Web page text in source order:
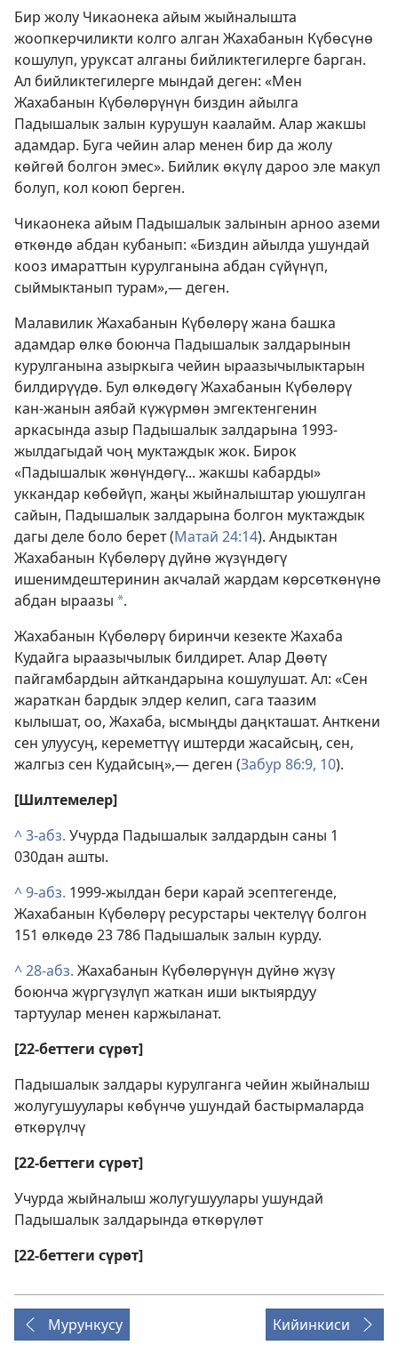
Бир жолу Чикаонека айым жыйналышта
жоопкерчиликти колго алган Жахабанын Күбөсүнө
кошулуп, уруксат алганы бийликтегилерге барган.
Ал бийликтегилерге мындай деген: «Мен
Жахабанын Күбөлөрүнүн биздин айылга
Падышалык залын курушун каалайм. Алар жакшы
адамдар. Буга чейин алар менен бир да жолу
көйгөй болгон эмес». Бийлик өкүлү дароо эле макул
болуп, кол коюп берген.
Чикаонека айым Падышалык залынын арноо аземи
өткөндө абдан кубанып: «Биздин айылда ушундай
кооз имараттын курулганына абдан сүйүнүп,
сыймыктанып турам»,— деген.
Малавилик Жахабанын Күбөлөрү жана башка
адамдар өлкө боюнча Падышалык залдарынын
курулганына азыркыга чейин ыраазычылыктарын
билдирүүдө. Бул өлкөдөгү Жахабанын Күбөлөрү
кан-жанын аябай күжүрмөн эмгектенгенин
аркасында азыр Падышалык залдарына 1993-
жылдагыдай чоң муктаждык жок. Бирок
«Падышалык жөнүндөгү... жакшы кабарды»
уккандар көбөйүп, жаңы жыйналыштар уюшулган
сайын, Падышалык залдарына болгон муктаждык
дагы деле боло берет (Матай 24:14). Андыктан
Жахабанын Күбөлөрү дүйнө жүзүндөгү
ишенимдештеринин акчалай жардам көрсөткөнүнө
абдан ыраазы *.
Жахабанын Күбөлөрү биринчи кезекте Жахаба
Кудайга ыраазычылык билдирет. Алар Дөөтү
пайгамбардын айткандарына кошулушат. Ал: «Сен
жараткан бардык элдер келип, сага таазим
кылышат, оо, Жахаба, ысмыңды даңкташат. Анткени
сен улуусуң, кереметтүү иштерди жасайсың, сен,
жалгыз сен Кудайсың»,— деген (Забур 86:9, 10).
[Шилтемелер]
^3-абз. Учурда Падышалык залдардын саны 1
030дан ашты.
^9-абз. 1999-жылдан бери карай эсептегенде,
Жахабанын Күбөлөрү ресурстары чектелүү болгон
151 өлкөдө 23 786 Падышалык залын курду.
^28-абз. Жахабанын Күбөлөрүнүн дүйнө жүзү
боюнча жүргүзүлүп жаткан иши ыктыярдуу
тартуулар менен каржыланат.
[22-беттеги сүрөт]
Падышалык залдары курулганга чейин жыйналыш
жолугушуулары көбүнчө ушундай бастырмаларда
өткөрүлчү
[22-беттеги сүрөт]
Учурда жыйналыш жолугушуулары ушундай
Падышалык залдарында өткөрүлөт
[22-беттеги сүрөт]
Мурункусу Кийинкиси